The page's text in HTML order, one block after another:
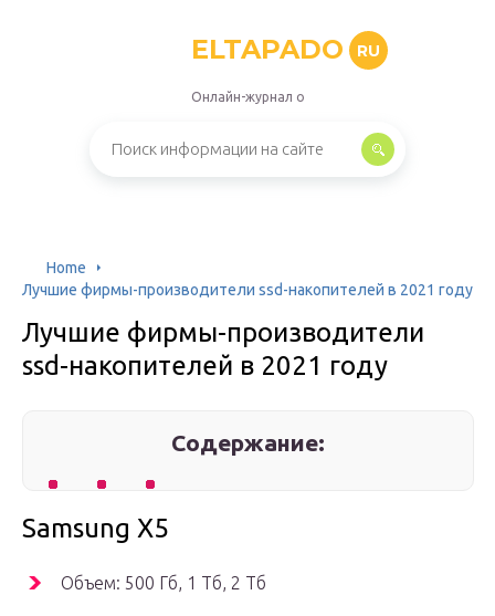
ELTAPADO RU
Онлайн-журнал о
Home
Лучшие фирмы-производители ssd-накопителей в 2021 году
Лучшие фирмы-производители
ssd-накопителей в 2021 году
Содержание:
Samsung X5
Объем: 500 Гб, 1 Тб, 2 Тб